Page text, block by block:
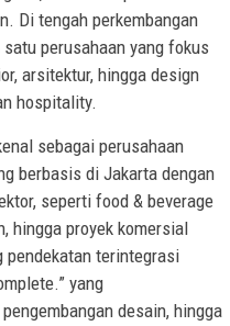
Di tengah perkembangan
perusahaan yang fokus
arsitektur, hingga design
hospitality.
sebagai perusahaan
berbasis di Jakarta dengan
seperti food & beverage
hingga proyek komersial
pendekatan terintegrasi
yang
desain, hingga